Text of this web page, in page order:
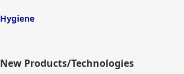
Hygiene
New Products/Technologies